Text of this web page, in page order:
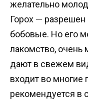
желательно
Горох — разрешен
бобовые. Но его
лакомство, очень
дают в свежем
входит во многие
рекомендуется в